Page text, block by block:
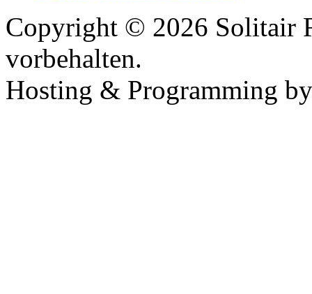
Copyright © 2026 Solitair
vorbehalten.
Hosting & Programming